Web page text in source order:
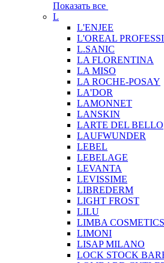
Показать все
L
L'ENJEE
L'OREAL
L.SANIC
LA FLORENTINA
LA MISO
LA ROCHE-POSAY
LA'DOR
LAMONNET
LANSKIN
LARTE DEL BELLO
LAUFWUNDER
LEBEL
LEBELAGE
LEVANTA
LEVISSIME
LIBREDERM
LIGHT FROST
LILU
LIMBA COSMETICS
LIMONI
LISAP MILANO
LOCK STOCK